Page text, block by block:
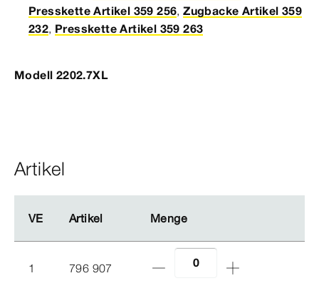
Presskette Artikel 359 256,Zugbacke Artikel 359
232, Presskette Artikel 359 263
Modell 2202.7XL
Artikel
VE Artikel Menge
VE Artikel Menge
1 796 907